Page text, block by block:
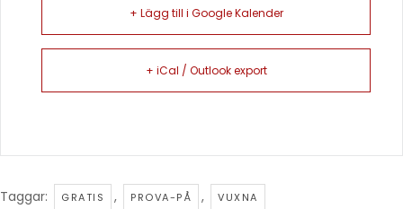
+ Lägg till i Google Kalender
+ iCal / Outlook export
Taggar: GRATIS , PROVA-PÅ , VUXNA